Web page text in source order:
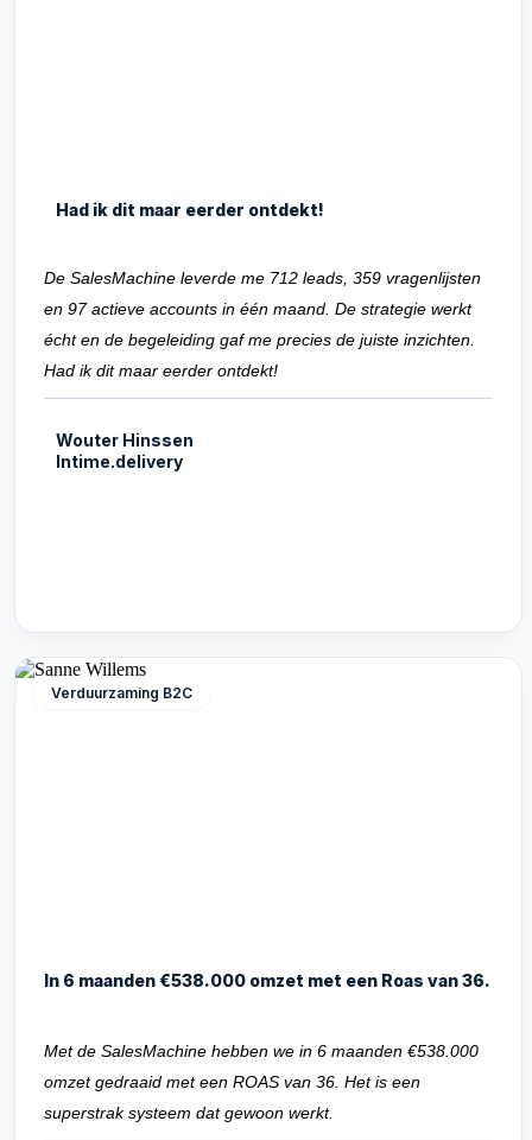
Had ik dit maar eerder ontdekt!
De SalesMachine leverde me 712 leads, 359 vragenlijsten
en 97 actieve accounts in één maand. De strategie werkt
écht en de begeleiding gaf me precies de juiste inzichten.
Had ik dit maar eerder ontdekt!
Wouter Hinssen
Intime.delivery
Verduurzaming B2C
In 6 maanden €538.000 omzet met een Roas van 36.
Met de SalesMachine hebben we in 6 maanden €538.000
omzet gedraaid met een ROAS van 36. Het is een
superstrak systeem dat gewoon werkt.